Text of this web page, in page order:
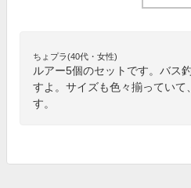
ちょプラ(40代・女性)
ルアー5個のセットです。バス
すよ。サイズも色々揃っていて
す。